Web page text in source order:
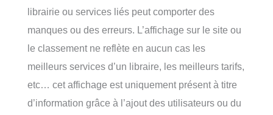
librairie ou services liés peut comporter des
manques ou des erreurs. L’affichage sur le site ou
le classement ne reflète en aucun cas les
meilleurs services d’un libraire, les meilleurs tarifs,
etc… cet affichage est uniquement présent à titre
d’information grâce à l’ajout des utilisateurs ou du